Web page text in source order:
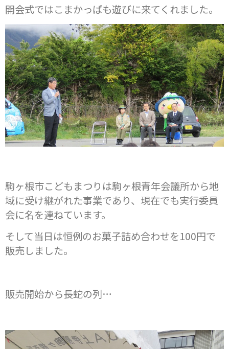
開会式ではこまかっぱも遊びに来てくれました。
駒ヶ根市こどもまつりは駒ヶ根青年会議所から地
域に受け継がれた事業であり、現在でも実行委員
会に名を連ねています。
そして当日は恒例のお菓子詰め合わせを100円で
販売しました。
販売開始から長蛇の列…